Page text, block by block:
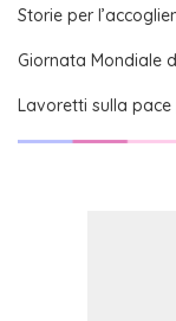
Storie per
Giornata Mondiale
Lavoretti sulla